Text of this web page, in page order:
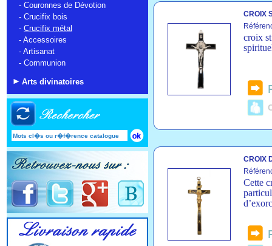
- Couronnes de Dévotion
- Crucifix bois
- Crucifix métal
- Accessoires
- Artisanat
- Communion
Arts divinatoires
CROIX
croix
CROIX
Cette